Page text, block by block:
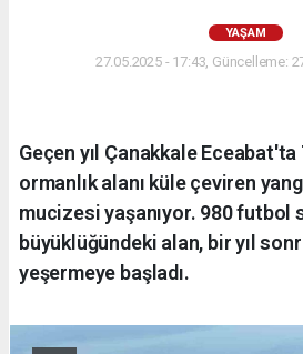
YAŞAM
27.05.2025 - 17:43, Güncelleme:
Geçen yıl Çanakkale Eceabat'ta
ormanlık alanı küle çeviren
mucizesi yaşanıyor. 980 futbol
büyüklüğündeki alan, bir yıl
yeşermeye başladı.